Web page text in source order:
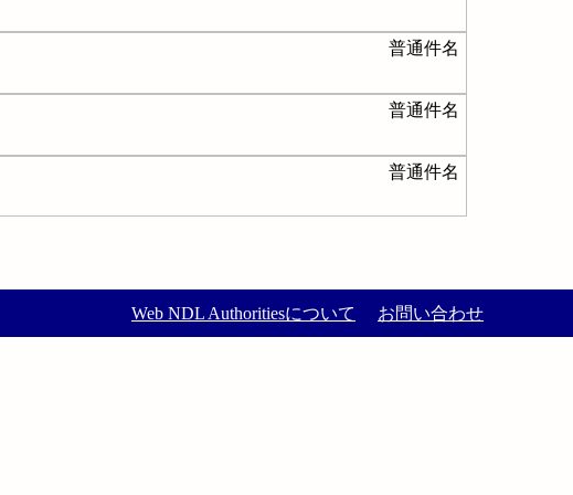
普通件名
普通件名
普通件名
Web NDL Authoritiesについて お問い合わせ